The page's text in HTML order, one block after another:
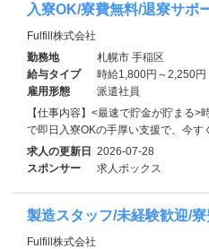
入寮OK/寮費無料/退寮サポ
Fulfill株式会社
勤務地
札幌市 手稲区
給与タイプ
時給1,800円～2,250円
雇用形態
派遣社員
【仕事内容】<最速で貯金が貯まる
で即日入寮OKの手厚い支援で、今す
求人の更新日 2026-07-28
スポンサー
求人ボックス
製造スタッフ/未経験歓迎/
Fulfill株式会社